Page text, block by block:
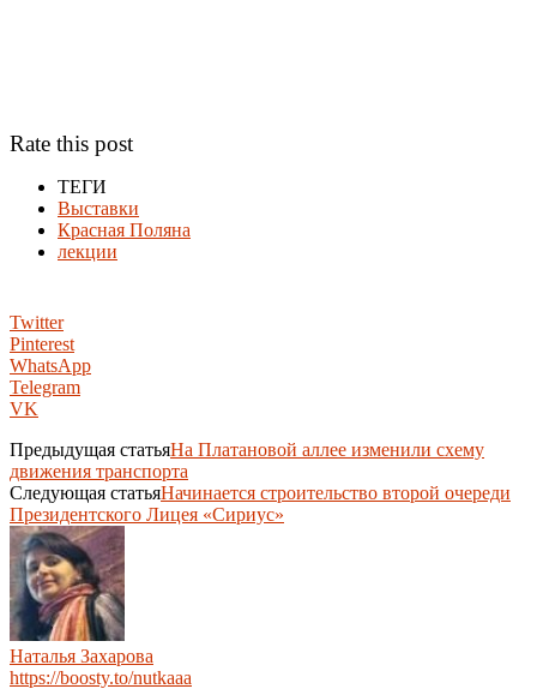
Rate this post
ТЕГИ
Выставки
Красная Поляна
лекции
Twitter
Pinterest
WhatsApp
Telegram
VK
Предыдущая статьяНа Платановой аллее изменили схему
движения транспорта
Следующая статьяНачинается строительство второй очереди
Президентского Лицея «Сириус»
Наталья Захарова
https://boosty.to/nutkaaa